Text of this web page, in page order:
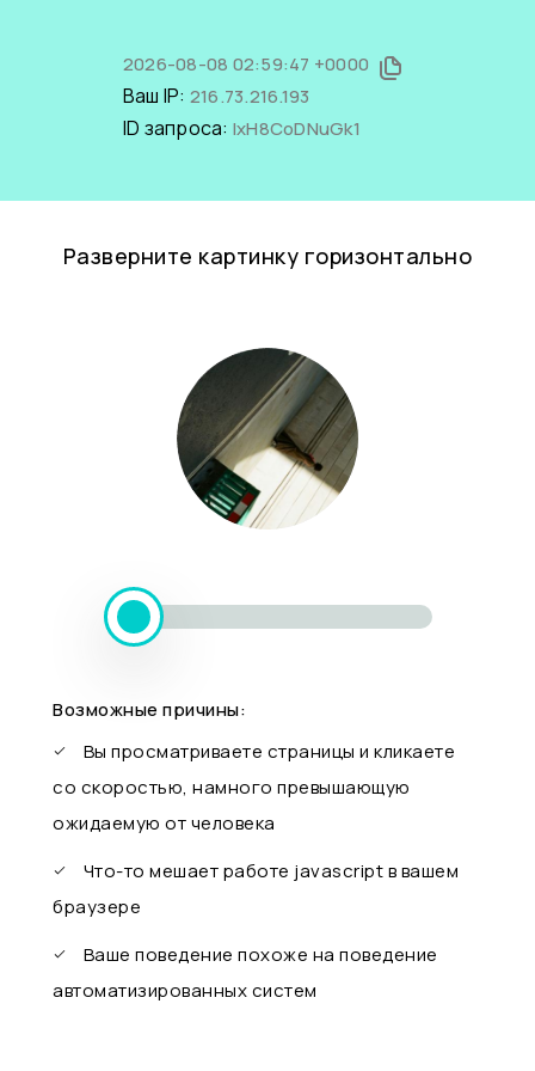
2026-08-08 02:59:47 +0000
Ваш IP: 216.73.216.193
ID запроса: lxH8CoDNuGk1
Разверните картинку горизонтально
Возможные причины:
Вы просматриваете страницы и кликаете
со скоростью, намного превышающую
ожидаемую от человека
Что-то мешает работе javascript в вашем
браузере
Ваше поведение похоже на поведение
автоматизированных систем